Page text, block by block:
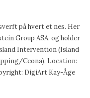
på hvert et nes. Her
Group ASA, og holder
Intervention (Island
Ceona). Location:
DigiArt Kay-Åge